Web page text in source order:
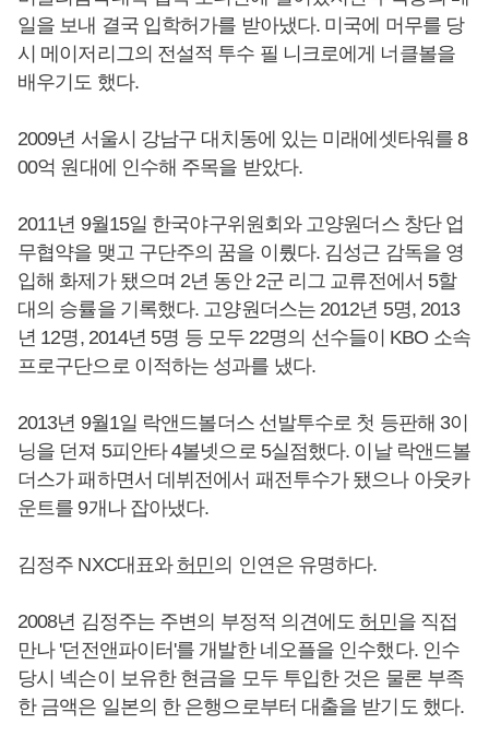
일을 보내 결국 입학허가를 받아냈다. 미국에 머무를 당
시 메이저리그의 전설적 투수 필 니크로에게 너클볼을
배우기도 했다.
2009년 서울시 강남구 대치동에 있는 미래에셋타워를 8
00억 원대에 인수해 주목을 받았다.
2011년 9월15일 한국야구위원회와 고양원더스 창단 업
무협약을 맺고 구단주의 꿈을 이뤘다. 김성근 감독을 영
입해 화제가 됐으며 2년 동안 2군 리그 교류전에서 5할
대의 승률을 기록했다. 고양원더스는 2012년 5명, 2013
년 12명, 2014년 5명 등 모두 22명의 선수들이 KBO 소속
프로구단으로 이적하는 성과를 냈다.
2013년 9월1일 락앤드볼더스 선발투수로 첫 등판해 3이
닝을 던져 5피안타 4볼넷으로 5실점했다. 이날 락앤드볼
더스가 패하면서 데뷔전에서 패전투수가 됐으나 아웃카
운트를 9개나 잡아냈다.
김정주 NXC대표와허민의 인연은 유명하다.
2008년 김정주는 주변의 부정적 의견에도허민을 직접
만나 '던전앤파이터'를 개발한 네오플을 인수했다. 인수
당시 넥슨이 보유한 현금을 모두 투입한 것은 물론 부족
한 금액은 일본의 한 은행으로부터 대출을 받기도 했다.